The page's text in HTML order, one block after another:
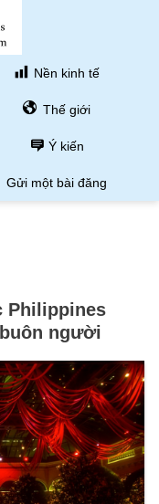
Nền kinh tế
Thế giới
Ý kiến
Gửi một bài đăng
Philippines
người